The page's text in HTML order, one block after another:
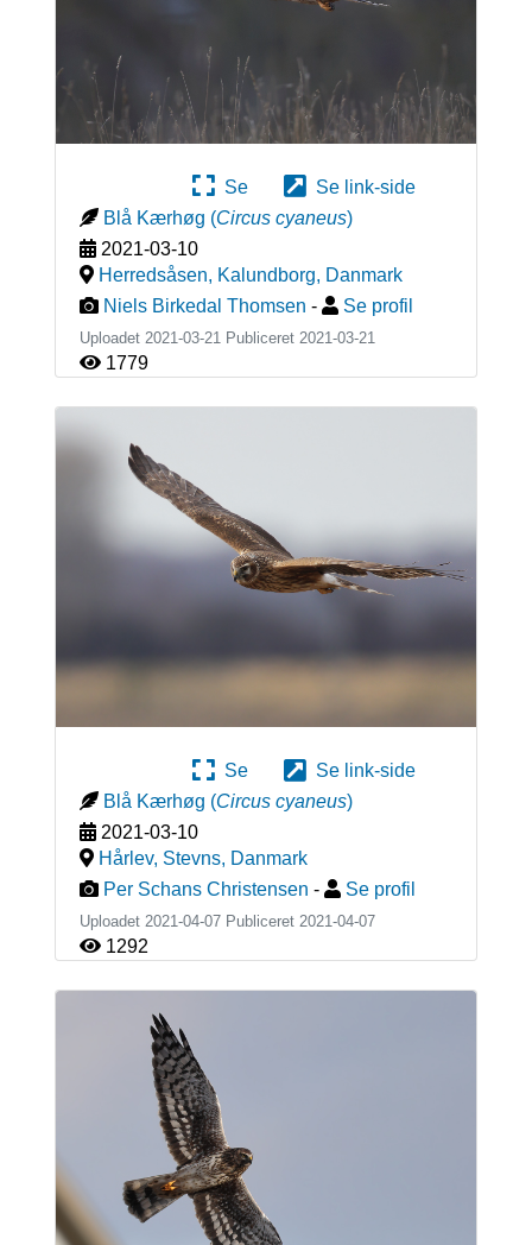
Se
Se link-side
Blå Kærhøg (Circus cyaneus)
2021-03-10
Herredsåsen, Kalundborg, Danmark
Niels Birkedal Thomsen - Se profil
Uploadet 2021-03-21 Publiceret 2021-03-21
1779
Se
Se link-side
Blå Kærhøg (Circus cyaneus)
2021-03-10
Hårlev, Stevns, Danmark
Per Schans Christensen - Se profil
Uploadet 2021-04-07 Publiceret 2021-04-07
1292